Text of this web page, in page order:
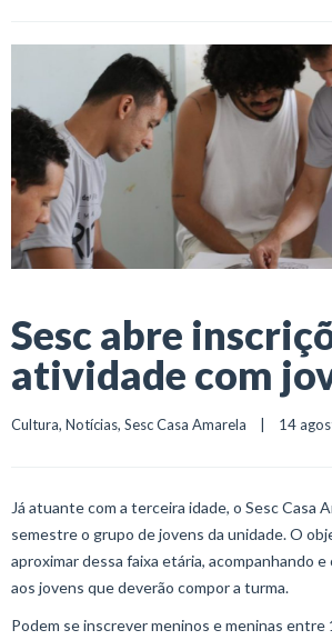
Sesc abre
atividade com
Cultura, Notícias, Sesc Casa Amarela
|    14
Já atuante com a terceira idade, o Sesc Casa
semestre o grupo de jovens da unidade. O
aproximar dessa faixa etária, acompanhando
aos jovens que deverão compor a turma.
Podem se inscrever meninos e meninas entre